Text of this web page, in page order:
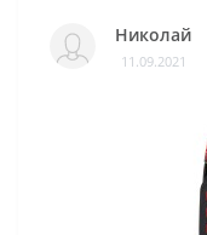
Николай
11.09.2021